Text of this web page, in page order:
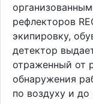
рефлекторов
экипировку,
детектор
отраженный от
обнаружения
по воздуху и